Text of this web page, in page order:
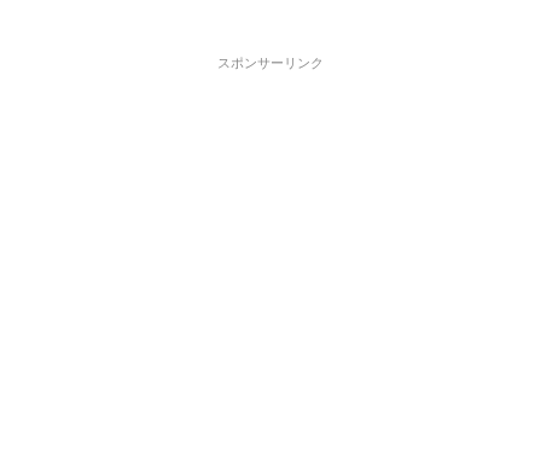
スポンサーリンク